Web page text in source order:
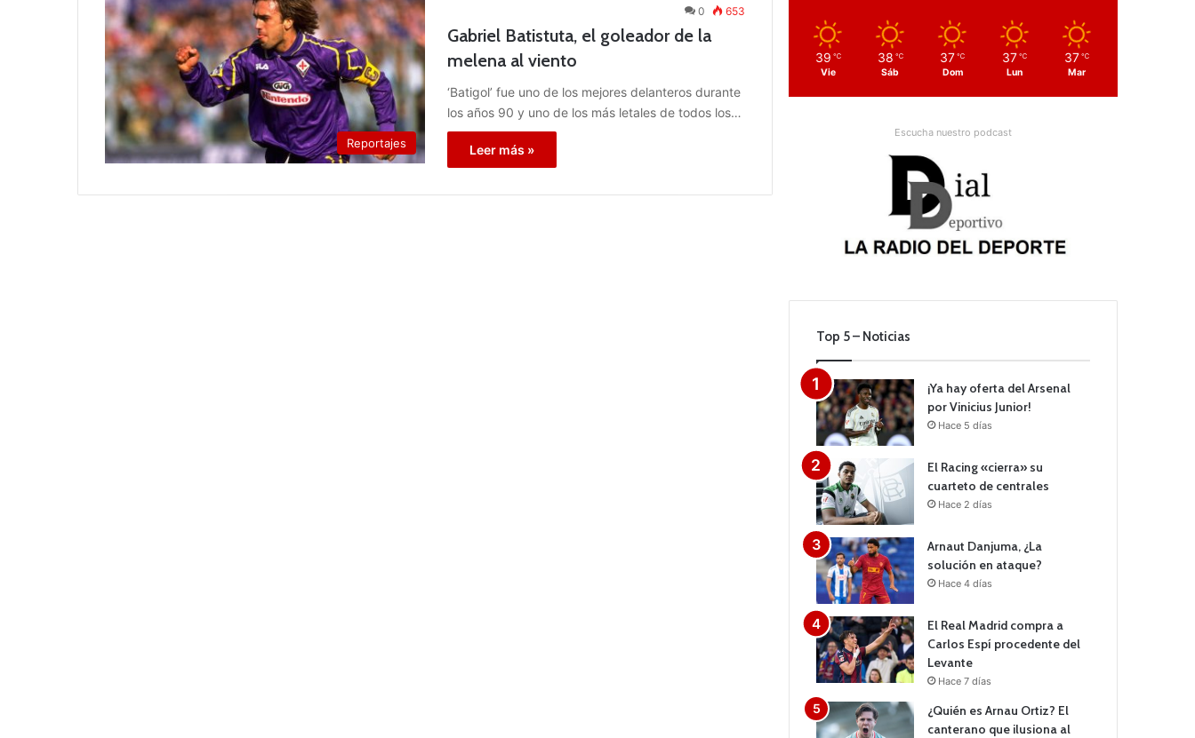
Reportajes
0
653
Gabriel Batistuta, el goleador de la
melena al viento
‘Batigol’ fue uno de los mejores delanteros durante
los años 90 y uno de los más letales de todos los…
Leer más »
39 ℃
Vie
38 ℃
Sáb
37 ℃
Dom
37 ℃
Lun
37 ℃
Mar
Escucha nuestro podcast
Top 5 – Noticias
¡Ya hay oferta del Arsenal
por Vinicius Junior!
Hace 5 días
El Racing «cierra» su
cuarteto de centrales
Hace 2 días
Arnaut Danjuma, ¿La
solución en ataque?
Hace 4 días
El Real Madrid compra a
Carlos Espí procedente del
Levante
Hace 7 días
¿Quién es Arnau Ortiz? El
canterano que ilusiona al